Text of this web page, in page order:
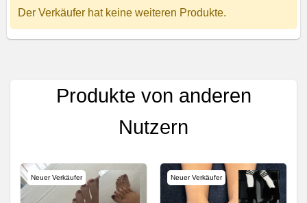
Der Verkäufer hat keine weiteren Produkte.
Produkte von anderen
Nutzern
Neuer Verkäufer Neuer Verkäufer